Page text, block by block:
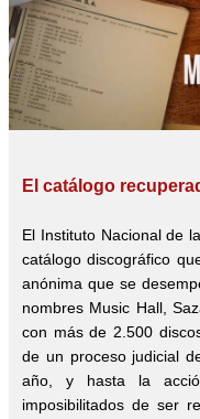
El catálogo
El Instituto Nacional de
catálogo discográfico
anónima que se
nombres Music Hall,
con más de 2.500
de un proceso judicial
año, y hasta la
imposibilitados de ser